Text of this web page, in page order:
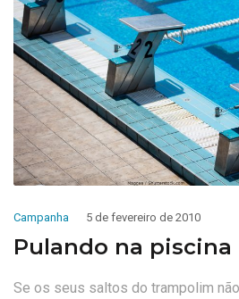
Campanha 5 de fevereiro de 2010
Pulando na piscina
Se os seus saltos do trampolim